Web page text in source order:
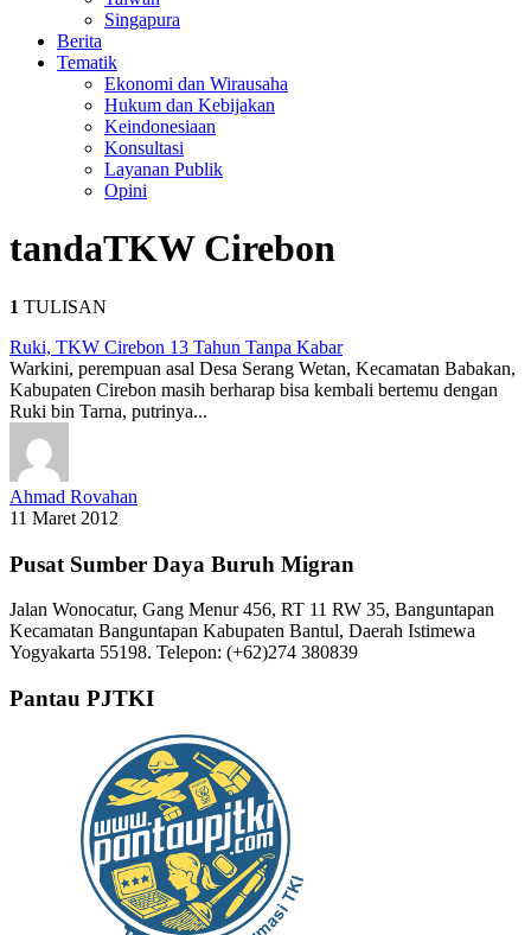
Singapura
Berita
Tematik
Ekonomi dan Wirausaha
Hukum dan Kebijakan
Keindonesiaan
Konsultasi
Layanan Publik
Opini
tandaTKW Cirebon
1 TULISAN
Ruki, TKW Cirebon 13 Tahun Tanpa Kabar
Warkini, perempuan asal Desa Serang Wetan, Kecamatan Babakan,
Kabupaten Cirebon masih berharap bisa kembali bertemu dengan
Ruki bin Tarna, putrinya...
Ahmad Rovahan
11 Maret 2012
Pusat Sumber Daya Buruh Migran
Jalan Wonocatur, Gang Menur 456, RT 11 RW 35, Banguntapan
Kecamatan Banguntapan Kabupaten Bantul, Daerah Istimewa
Yogyakarta 55198. Telepon: (+62)274 380839
Pantau PJTKI